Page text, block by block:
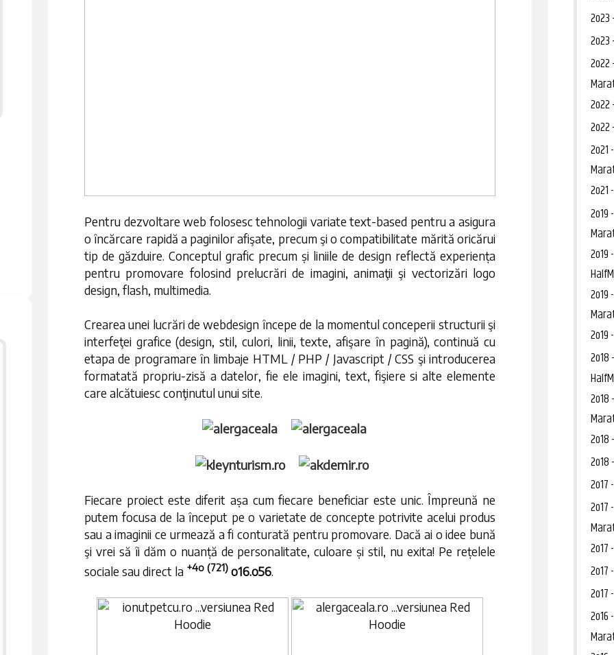
Pentru dezvoltare web folosesc tehnologii variate text-based pentru a asigura
o încărcare rapidă a paginilor afişate, precum şi o compatibilitate mărită oricărui
tip de găzduire. Conceptul grafic precum și liniile de design reflectă experiența
pentru promovare folosind prelucrări de imagini, animaţii şi vectorizări logo
design, flash, multimedia.
Crearea unei lucrări de webdesign începe de la momentul conceperii structurii şi
interfeţei grafice (design, stil, culori, linii, texte, afişare în pagină), continuă cu
etapa de programare în limbaje HTML / PHP / Javascript / CSS şi introducerea
formatată propriu-zisă a datelor, fie ele imagini, text, fişiere si alte elemente
care alcătuiesc conţinutul unui site.
Fiecare proiect este diferit așa cum fiecare beneficiar este unic. Împreună ne
putem focusa de la început pe o varietate de concepte potrivite acelui produs
sau a imaginii ce urmează a fi conturată pentru promovare. Dacă ai o idee bună
şi vrei să îi dăm o nuanță de personalitate, culoare și stil, nu exita! Pe rețelele
sociale sau direct la +4o (721) o16.o56.
2o21
2o21
2o19
2o19
2o19
2o19
2o18
2o18
2o18
2o18
2o17
2o17
2o17
2o17
2o17
2o16